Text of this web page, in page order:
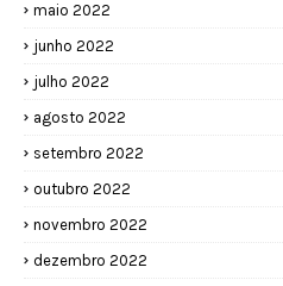
maio 2022
junho 2022
julho 2022
agosto 2022
setembro 2022
outubro 2022
novembro 2022
dezembro 2022